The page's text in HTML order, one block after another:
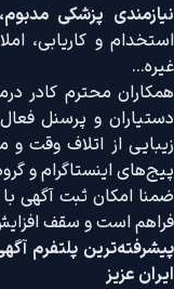
نیازمندی پزشکی
استخدام و کاریابی،
غیره...
همکاران محترم کادر
دستیاران و پرسنل
زیبایی از اتلاف وقت و
پیج‌های اینستاگرام و
ضمنا امکان ثبت آگهی با
فراهم است و سقف افزایش تعرفه
پیشرفته‌ترین پلتفرم
ایران عزیز